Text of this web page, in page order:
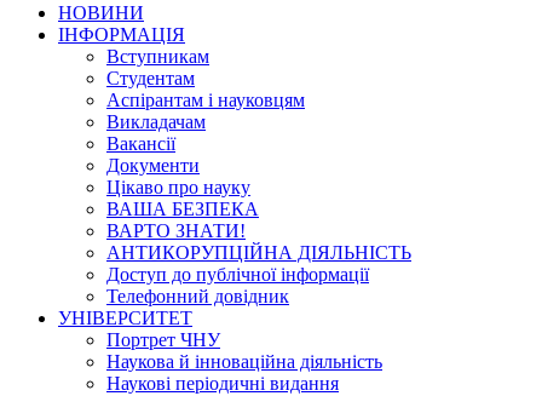
НОВИНИ
ІНФОРМАЦІЯ
Вступникам
Студентам
Аспірантам і науковцям
Викладачам
Вакансії
Документи
Цікаво про науку
ВАША БЕЗПЕКА
ВАРТО ЗНАТИ!
АНТИКОРУПЦІЙНА ДІЯЛЬНІСТЬ
Доступ до публічної інформації
Телефонний довідник
УНІВЕРСИТЕТ
Портрет ЧНУ
Наукова й інноваційна діяльність
Наукові періодичні видання